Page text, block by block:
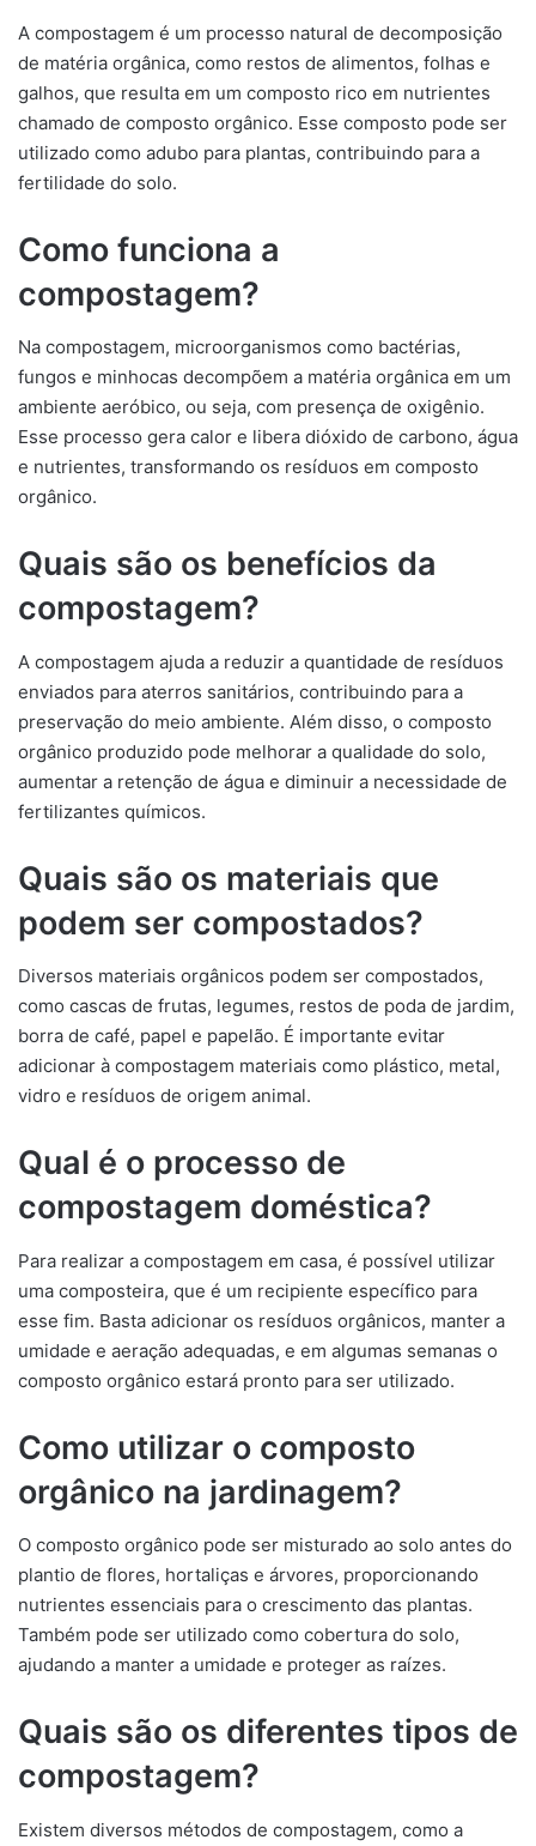
A compostagem é um processo natural de decomposição
de matéria orgânica, como restos de alimentos, folhas e
galhos, que resulta em um composto rico em nutrientes
chamado de composto orgânico. Esse composto pode ser
utilizado como adubo para plantas, contribuindo para a
fertilidade do solo.
Como funciona a
compostagem?
Na compostagem, microorganismos como bactérias,
fungos e minhocas decompõem a matéria orgânica em um
ambiente aeróbico, ou seja, com presença de oxigênio.
Esse processo gera calor e libera dióxido de carbono, água
e nutrientes, transformando os resíduos em composto
orgânico.
Quais são os benefícios da
compostagem?
A compostagem ajuda a reduzir a quantidade de resíduos
enviados para aterros sanitários, contribuindo para a
preservação do meio ambiente. Além disso, o composto
orgânico produzido pode melhorar a qualidade do solo,
aumentar a retenção de água e diminuir a necessidade de
fertilizantes químicos.
Quais são os materiais que
podem ser compostados?
Diversos materiais orgânicos podem ser compostados,
como cascas de frutas, legumes, restos de poda de jardim,
borra de café, papel e papelão. É importante evitar
adicionar à compostagem materiais como plástico, metal,
vidro e resíduos de origem animal.
Qual é o processo de
compostagem doméstica?
Para realizar a compostagem em casa, é possível utilizar
uma composteira, que é um recipiente específico para
esse fim. Basta adicionar os resíduos orgânicos, manter a
umidade e aeração adequadas, e em algumas semanas o
composto orgânico estará pronto para ser utilizado.
Como utilizar o composto
orgânico na jardinagem?
O composto orgânico pode ser misturado ao solo antes do
plantio de flores, hortaliças e árvores, proporcionando
nutrientes essenciais para o crescimento das plantas.
Também pode ser utilizado como cobertura do solo,
ajudando a manter a umidade e proteger as raízes.
Quais são os diferentes tipos de
compostagem?
Existem diversos métodos de compostagem, como a